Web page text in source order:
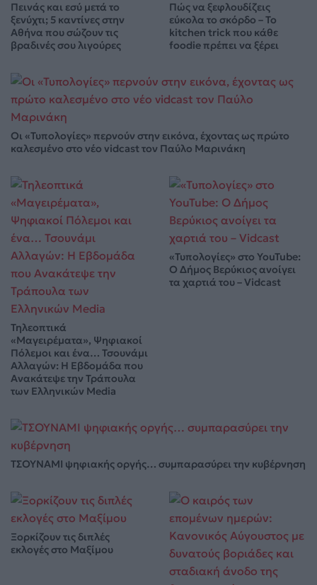
Πεινάς και εσύ μετά το
ξενύχτι; 5 καντίνες στην
Αθήνα που σώζουν τις
βραδινές σου λιγούρες
Πώς να ξεφλουδίζεις
εύκολα το σκόρδο – Το
kitchen trick που κάθε
foodie πρέπει να ξέρει
Οι «Τυπολογίες» περνούν στην εικόνα, έχοντας ως πρώτο
καλεσμένο στο νέο vidcast τον Παύλο Μαρινάκη
Τηλεοπτικά
«Μαγειρέματα», Ψηφιακοί
Πόλεμοι και ένα… Τσουνάμι
Αλλαγών: Η Εβδομάδα που
Ανακάτεψε την Τράπουλα
των Ελληνικών Media
«Τυπολογίες» στο YouTube:
Ο Δήμος Βερύκιος ανοίγει
τα χαρτιά του – Vidcast
ΤΣΟΥΝΑΜΙ ψηφιακής οργής… συμπαρασύρει την κυβέρνηση
Ξορκίζουν τις διπλές
εκλογές στο Μαξίμου